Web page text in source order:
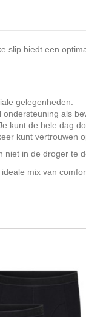
slip biedt een
gelegenheden.
als
kunt de hele dag
kunt vertrouwen
in de droger te
mix van